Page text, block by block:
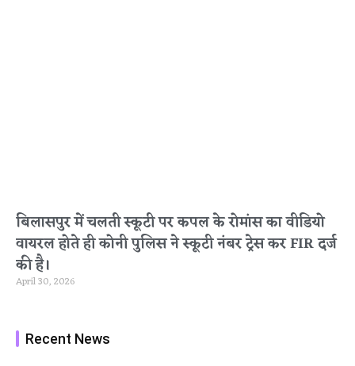
बिलासपुर में चलती स्कूटी पर कपल के रोमांस का वीडियो
वायरल होते ही कोनी पुलिस ने स्कूटी नंबर ट्रेस कर FIR दर्ज
की है।
April 30, 2026
Recent News